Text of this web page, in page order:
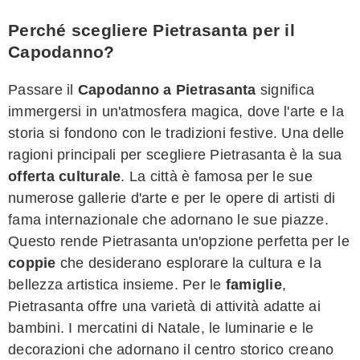
Perché scegliere Pietrasanta per il
Capodanno?
Passare il Capodanno a Pietrasanta significa
immergersi in un'atmosfera magica, dove l'arte e la
storia si fondono con le tradizioni festive. Una delle
ragioni principali per scegliere Pietrasanta è la sua
offerta culturale. La città è famosa per le sue
numerose gallerie d'arte e per le opere di artisti di
fama internazionale che adornano le sue piazze.
Questo rende Pietrasanta un'opzione perfetta per le
coppie che desiderano esplorare la cultura e la
bellezza artistica insieme. Per le famiglie,
Pietrasanta offre una varietà di attività adatte ai
bambini. I mercatini di Natale, le luminarie e le
decorazioni che adornano il centro storico creano